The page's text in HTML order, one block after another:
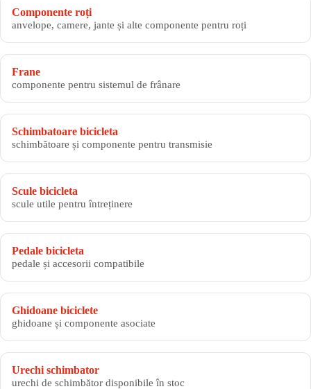
Componente roți
anvelope, camere, jante și alte componente pentru roți
Frane
componente pentru sistemul de frânare
Schimbatoare bicicleta
schimbătoare și componente pentru transmisie
Scule bicicleta
scule utile pentru întreținere
Pedale bicicleta
pedale și accesorii compatibile
Ghidoane biciclete
ghidoane și componente asociate
Urechi schimbator
urechi de schimbător disponibile în stoc